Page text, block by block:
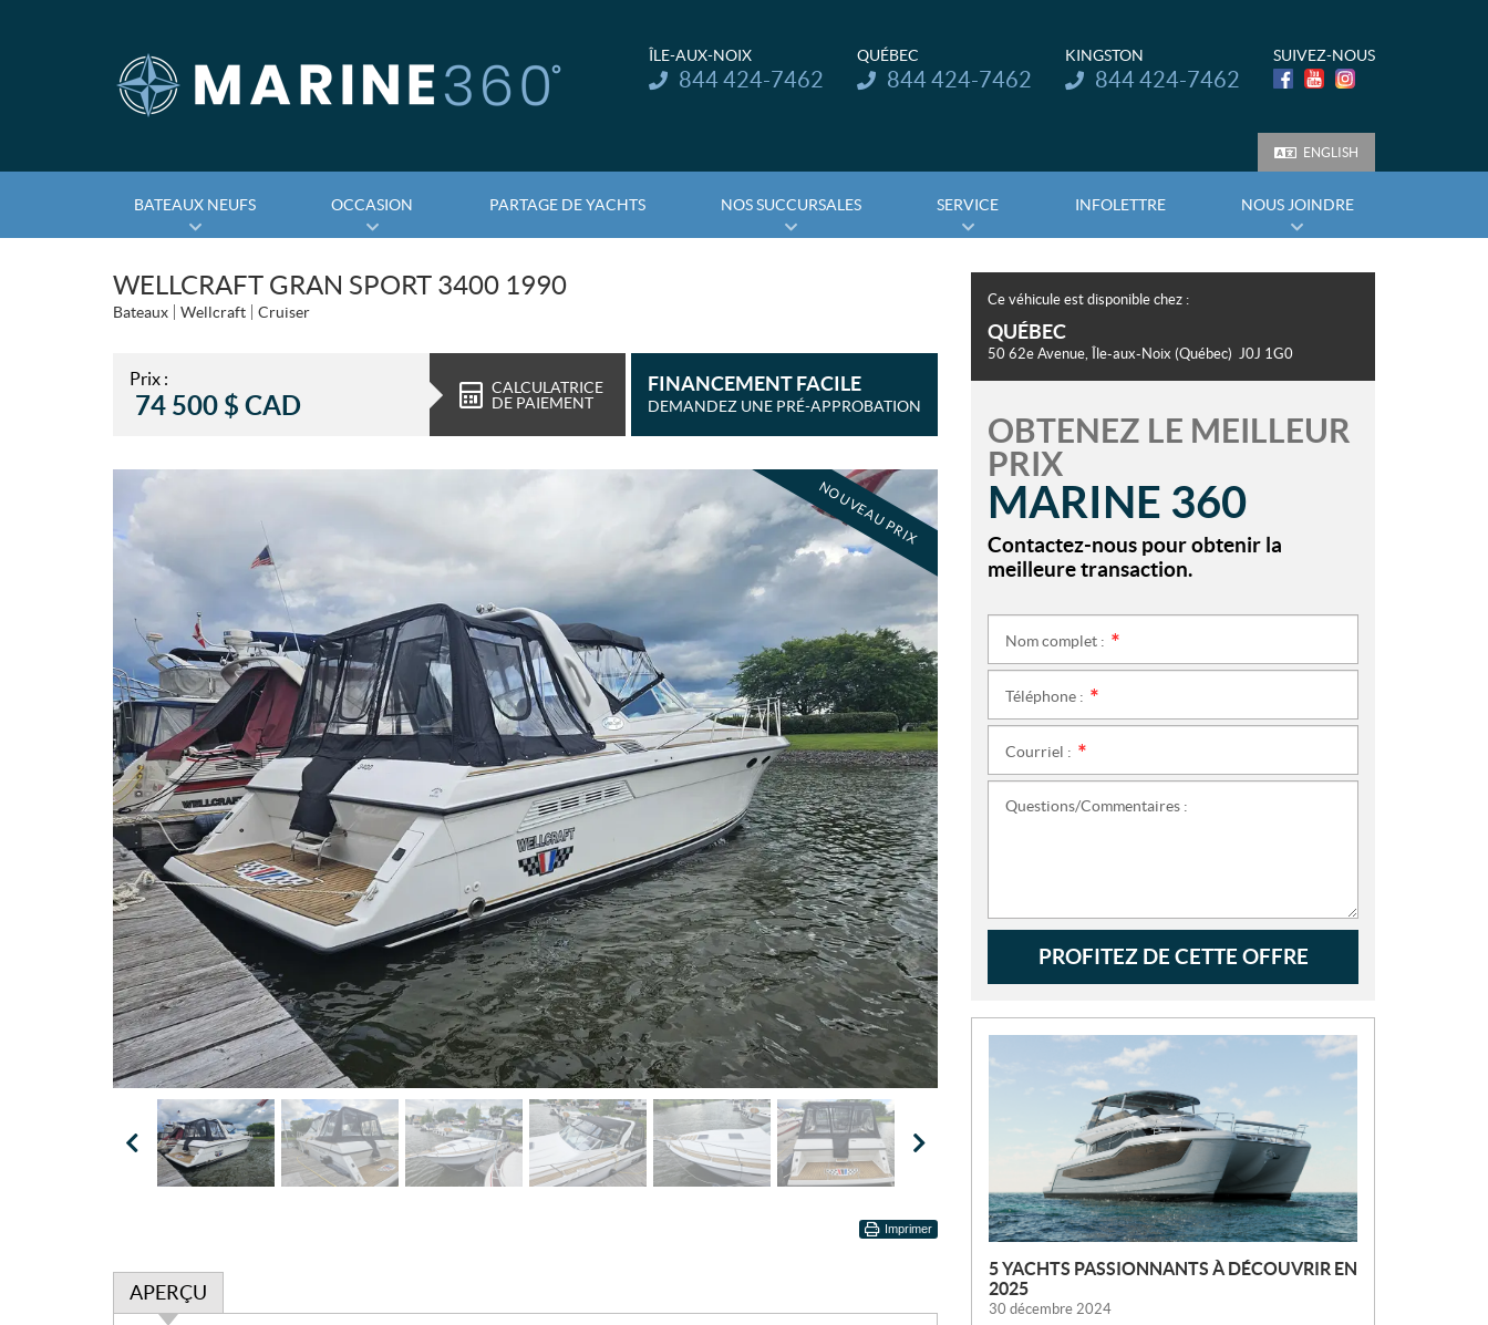
ÎLE-AUX-NOIX
Téléphone :
844 424-7462
QUÉBEC
Téléphone :
844 424-7462
KINGSTON
Téléphone :
844 424-7462
SUIVEZ-NOUS
ENGLISH
BATEAUX NEUFS OCCASION PARTAGE DE YACHTS NOS SUCCURSALES SERVICE INFOLETTRE NOUS JOINDRE
WELLCRAFT GRAN SPORT 3400 1990
Bateaux Wellcraft Cruiser
Prix :
74 500 $ CAD
CALCULATRICE
DE PAIEMENT
FINANCEMENT FACILE
DEMANDEZ UNE PRÉ-APPROBATION
NOUVEAU PRIX
Imprimer
APERÇU
Ce véhicule est disponible chez :
QUÉBEC
50 62e Avenue, Île-aux-Noix (Québec) J0J 1G0
OBTENEZ LE MEILLEUR
PRIX
MARINE 360
Contactez-nous pour obtenir la
meilleure transaction.
Nom complet :
Téléphone :
Courriel :
Questions/Commentaires :
PROFITEZ DE CETTE OFFRE
O
L
E
S
5 YACHTS PASSIONNANTS À DÉCOUVRIR EN
2025
30 décembre 2024